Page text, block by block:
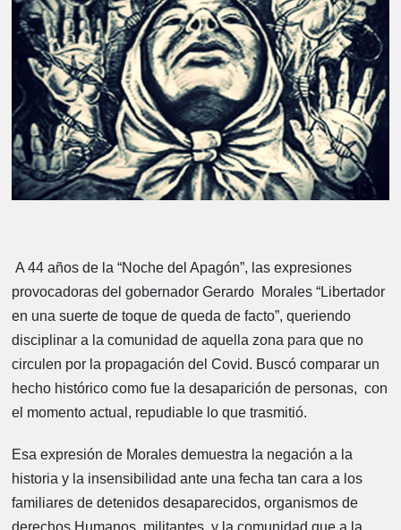
A 44 años de la “Noche del Apagón”, las expresiones
provocadoras del gobernador Gerardo Morales “Libertador
en una suerte de toque de queda de facto”, queriendo
disciplinar a la comunidad de aquella zona para que no
circulen por la propagación del Covid. Buscó comparar un
hecho histórico como fue la desaparición de personas, con
el momento actual, repudiable lo que trasmitió.
Esa expresión de Morales demuestra la negación a la
historia y la insensibilidad ante una fecha tan cara a los
familiares de detenidos desaparecidos, organismos de
derechos Humanos, militantes, y la comunidad que a la